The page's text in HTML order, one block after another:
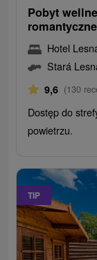
Pobyt
Hotel
Stará
9,6 (130
Dostęp do
powietrzu.
TIP